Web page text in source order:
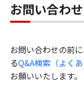
お問い合わせ
お問い合わせの前
るQ&A検索（よくあ
お願いいたします。